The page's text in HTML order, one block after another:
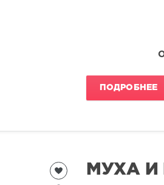
ПОДРОБНЕЕ
МУХА И